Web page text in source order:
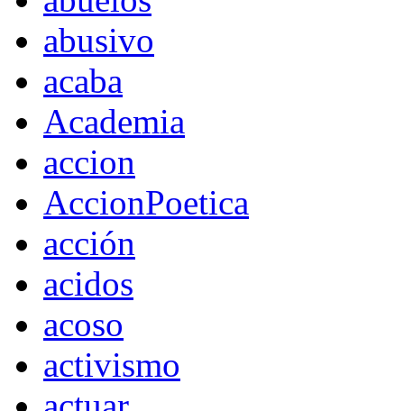
abusivo
acaba
Academia
accion
AccionPoetica
acción
acidos
acoso
activismo